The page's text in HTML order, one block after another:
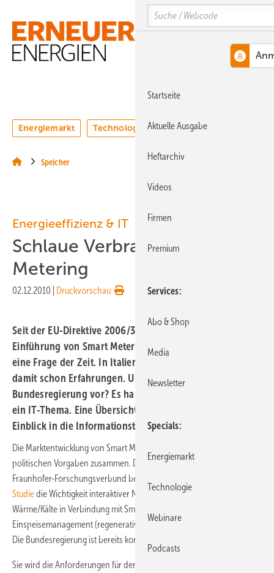
Hauptinhalt
Hauptmenü
SiteSearch
MENÜ
Energiemarkt Technologie Webinare
Speicher
Energieeffizienz & IT
Schlaue Verbraucher: Smart
Metering
02.12.2010 Druckvorschau
Seit der EU-Direktive 2006/32/EG ist eine europaweite
Einführung von Smart Metering Technologien nur noch
eine Frage der Zeit. In Italien und Skandinavien gibt es
damit schon Erfahrungen. Und was sieht die
Bundesregierung vor? Es handelt sich aber vor allem um
ein IT-Thema. Eine Übersicht erfordert also auch einen
Einblick in die Informationstechnologie.
Die Marktentwicklung von Smart Metering hängt eng mit den
politischen Vorgaben zusammen. Die Energie-Experten aus dem
Fraunhofer-Forschungsverbund betonen in ihrer
Studiedie Wichtigkeit interaktiver Netze für Strom, Gas und auch für
Wärme/Kälte in Verbindung mit Smart Metering für Last- und
Einspeisemanagement (regenerative Kombikraftwerke).
Die Bundesregierung ist bereits konkret geworden:
Sie wird die Anforderungen für den schrittweise flächendeckenden
Search
Startseite
Aktuelle Ausgabe
Heftarchiv
Videos
Firmen
Premium
Services
Abo & Shop
Media
Newsletter
Specials
Energiemarkt
Technologie
Webinare
Podcasts